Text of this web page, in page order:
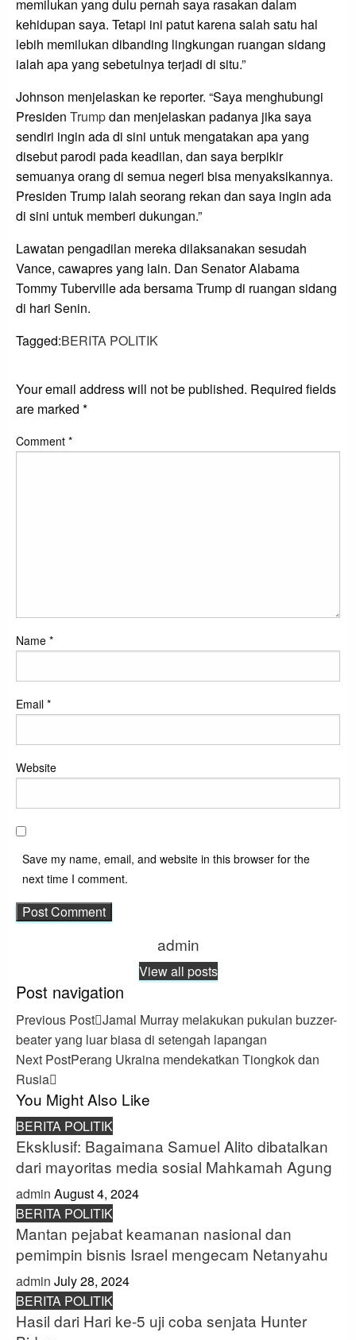
memilukan yang dulu pernah saya rasakan dalam
kehidupan saya. Tetapi ini patut karena salah satu hal
lebih memilukan dibanding lingkungan ruangan sidang
ialah apa yang sebetulnya terjadi di situ.”
Johnson menjelaskan ke reporter. “Saya menghubungi
Presiden Trumpdan menjelaskan padanya jika saya
sendiri ingin ada di sini untuk mengatakan apa yang
disebut parodi pada keadilan, dan saya berpikir
semuanya orang di semua negeri bisa menyaksikannya.
Presiden Trump ialah seorang rekan dan saya ingin ada
di sini untuk memberi dukungan.”
Lawatan pengadilan mereka dilaksanakan sesudah
Vance, cawapres yang lain. Dan Senator Alabama
Tommy Tuberville ada bersama Trump di ruangan sidang
di hari Senin.
Tagged:BERITA POLITIK
Your email address will not be published. Required fields
are marked *
Comment *
Name *
Email *
Website
Save my name, email, and website in this browser for the
next time I comment.
admin
View all posts
Post navigation
Previous Post Jamal Murray melakukan pukulan buzzer-
beater yang luar biasa di setengah lapangan
Next PostPerang Ukraina mendekatkan Tiongkok dan
Rusia
You Might Also Like
BERITA POLITIK
Eksklusif: Bagaimana Samuel Alito dibatalkan
dari mayoritas media sosial Mahkamah Agung
admin August 4, 2024
BERITA POLITIK
Mantan pejabat keamanan nasional dan
pemimpin bisnis Israel mengecam Netanyahu
admin July 28, 2024
BERITA POLITIK
Hasil dari Hari ke-5 uji coba senjata Hunter